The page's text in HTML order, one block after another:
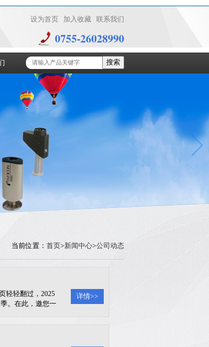
设为首页 加入收藏 联系我们
0755-26028990
搜索
当前位置： 首页>新闻中心>公司动态
轻轻翻过，2025
。在此，邀您一
，从未间断。数
详情>>